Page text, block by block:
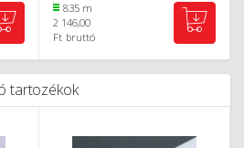
835 m
2 146,00
Ft bruttó
tartozékok